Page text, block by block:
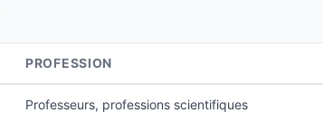
PROFESSION
Professeurs, professions scientifiques